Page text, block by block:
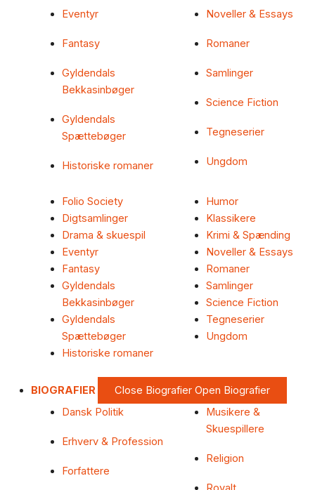
Eventyr
Fantasy
Gyldendals
Bekkasinbøger
Gyldendals
Spættebøger
Historiske romaner
Noveller & Essays
Romaner
Samlinger
Science Fiction
Tegneserier
Ungdom
Folio Society
Digtsamlinger
Drama & skuespil
Eventyr
Fantasy
Gyldendals
Bekkasinbøger
Gyldendals
Spættebøger
Historiske romaner
Humor
Klassikere
Krimi & Spænding
Noveller & Essays
Romaner
Samlinger
Science Fiction
Tegneserier
Ungdom
BIOGRAFIER Close Biografier Open Biografier
Dansk Politik
Erhverv & Profession
Forfattere
Musikere &
Skuespillere
Religion